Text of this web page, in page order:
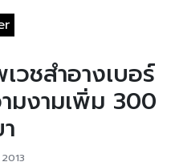
วชสำอางเบอร์
มงามเพิ่ม 300